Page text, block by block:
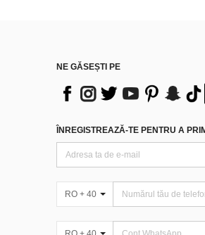
NE GĂSEȘTI PE
ÎNREGISTREAZĂ-TE PENTRU A
RO + 40